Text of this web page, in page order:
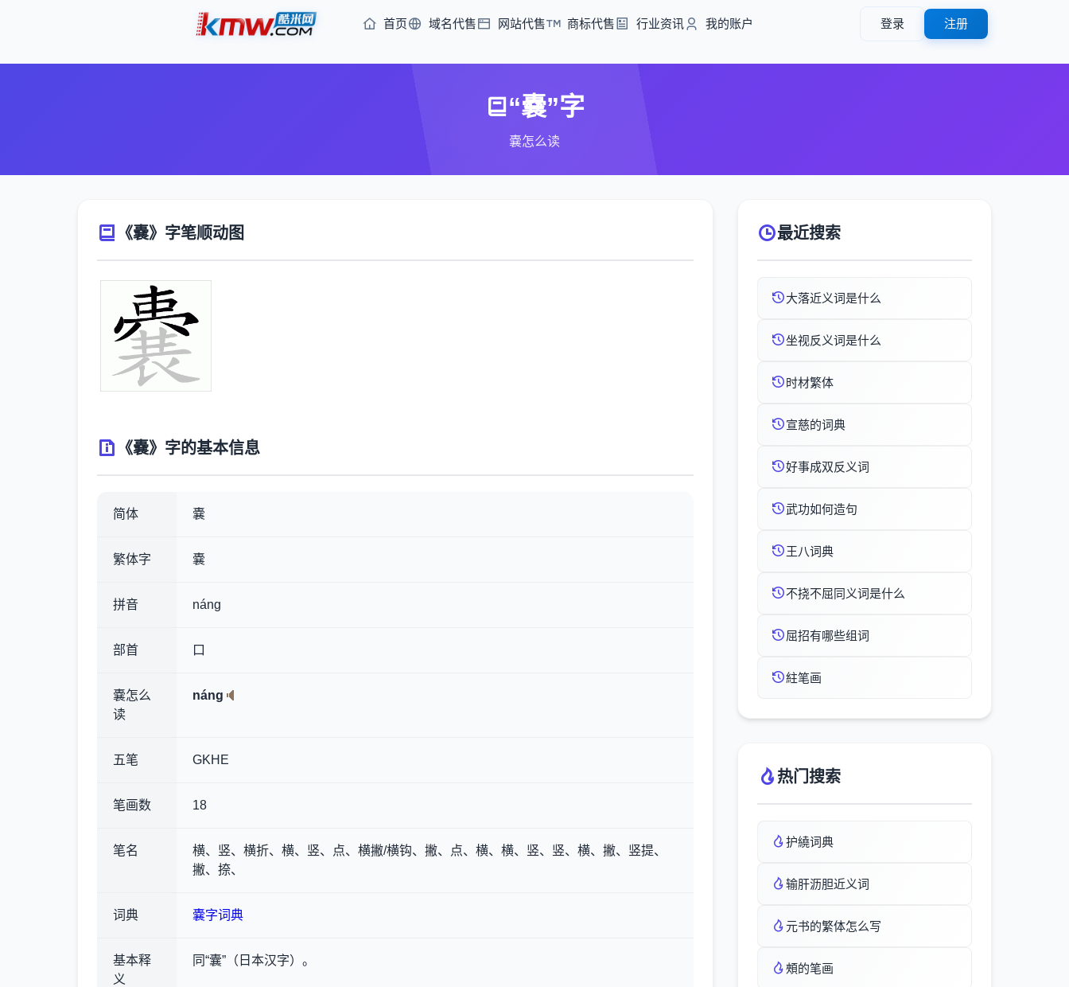
首页 域名代售 网站代售 商标代售 行业资讯 我的账户 登录 注册
“嚢”字
嚢怎么读
《嚢》字笔顺动图
《嚢》字的基本信息
简体 嚢
繁体字 嚢
拼音 náng
部首 口
嚢怎么
读
náng
五笔 GKHE
笔画数 18
笔名
横、竖、横折、横、竖、点、横撇/横钩、撇、点、横、横、竖、竖、横、撇、竖提、
撇、捺、
词典 嚢字词典
基本释
义
同“囊”（日本汉字）。
最近搜索
大落近义词是什么
坐视反义词是什么
时材繁体
宣慈的词典
好事成双反义词
武功如何造句
王八词典
不挠不屈同义词是什么
屈招有哪些组词
紸笔画
热门搜索
护繞词典
输肝沥胆近义词
元书的繁体怎么写
頰的笔画